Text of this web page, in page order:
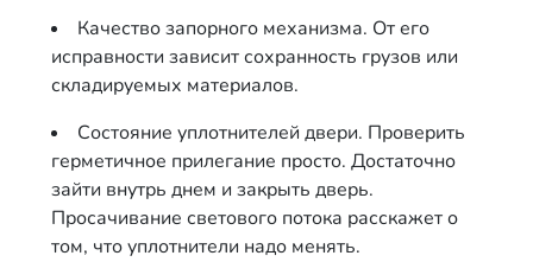
Качество запорного механизма. От его
исправности зависит сохранность грузов или
складируемых материалов.
Состояние уплотнителей двери. Проверить
герметичное прилегание просто. Достаточно
зайти внутрь днем и закрыть дверь.
Просачивание светового потока расскажет о
том, что уплотнители надо менять.